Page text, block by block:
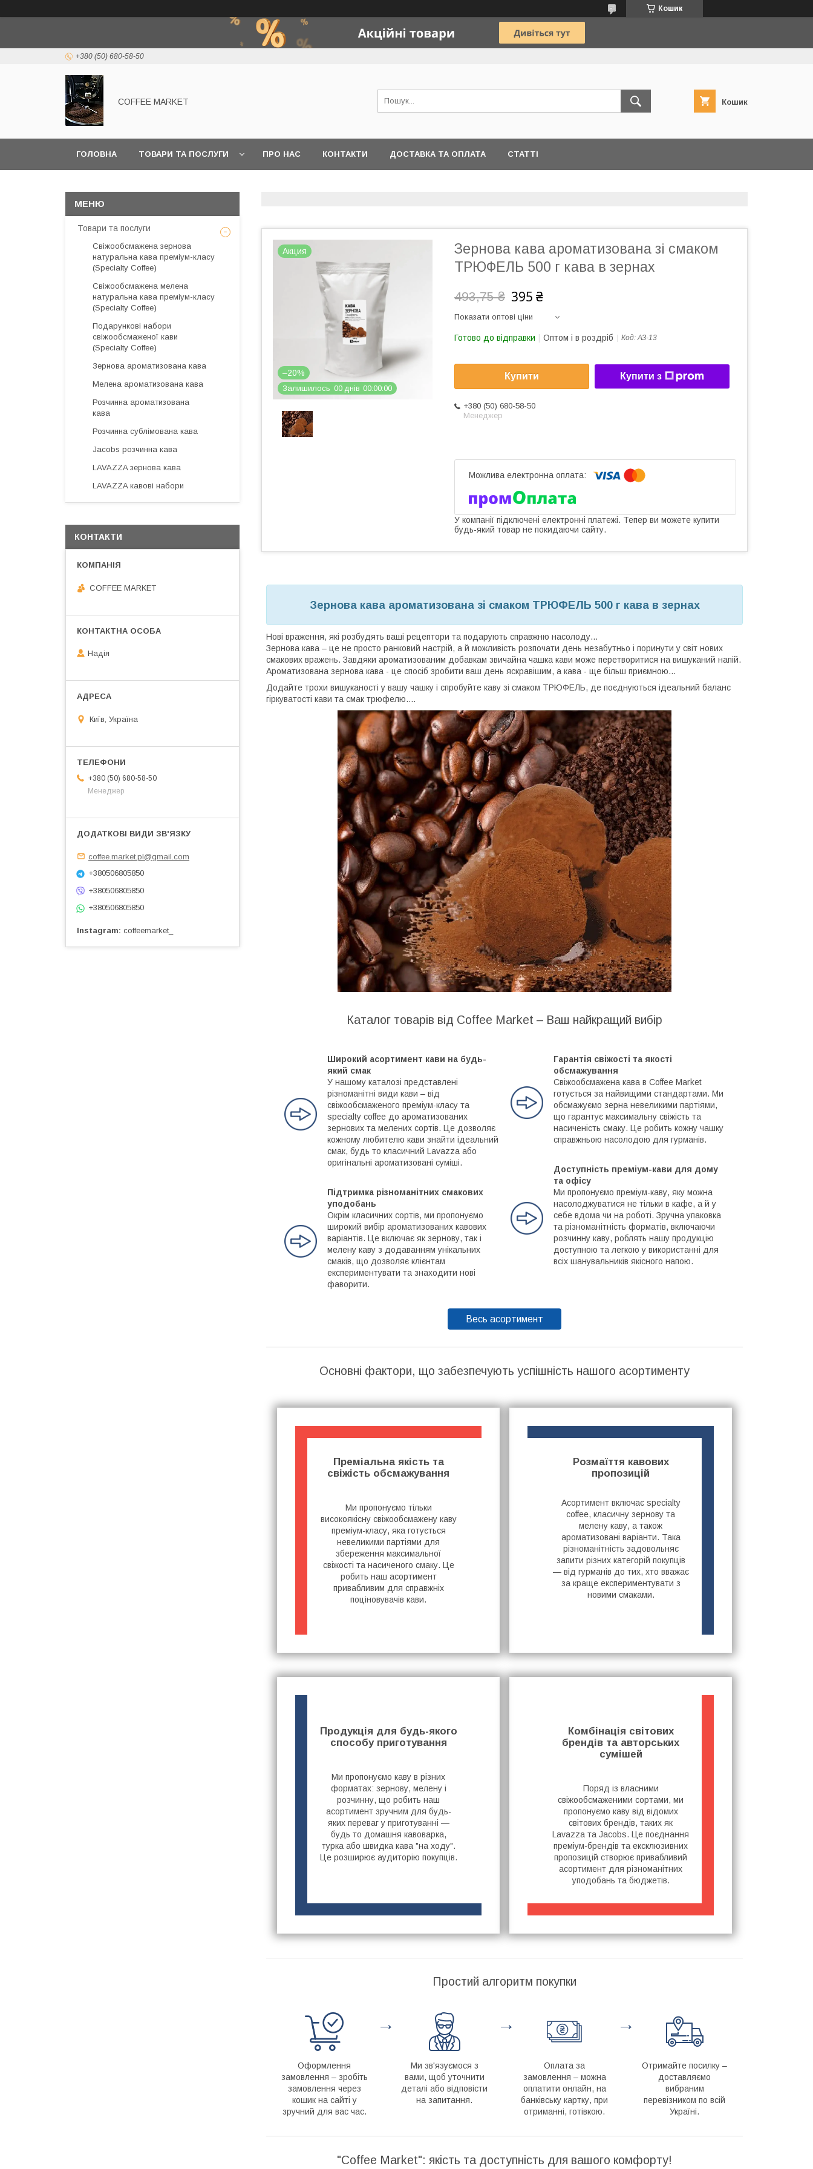
Кошик
+380 (50) 680-58-50
COFFEE MARKET Кошик
ГОЛОВНА ТОВАРИ ТА ПОСЛУГИ ПРО НАС КОНТАКТИ ДОСТАВКА ТА ОПЛАТА СТАТТІ
Акция
–20%
Залишилось 00 днів 00 00 00
Зернова кава ароматизована зі смаком
ТРЮФЕЛЬ 500 г кава в зернах
493,75 ₴ 395 ₴
Показати оптові ціни
Готово до відправки Оптом і в роздріб Код:АЗ-13
Купити Купити з
+380 (50) 680-58-50
Менеджер
У компанії підключені електронні платежі. Тепер ви можете купити
будь-який товар не покидаючи сайту.
Зернова кава ароматизована зі смаком ТРЮФЕЛЬ 500 г кава в зернах
Нові враження, які розбудять ваші рецептори та подарують справжню насолоду...
Зернова кава – це не просто ранковий настрій, а й можливість розпочати день незабутньо і поринути у світ нових
смакових вражень. Завдяки ароматизованим добавкам звичайна чашка кави може перетворитися на вишуканий напій.
Ароматизована зернова кава - це спосіб зробити ваш день яскравішим, а кава - ще більш приємною...
Додайте трохи вишуканості у вашу чашку і спробуйте каву зі смаком ТРЮФЕЛЬ, де поєднуються ідеальний баланс
гіркуватості кави та смак трюфелю....
Каталог товарів від Coffee Market – Ваш найкращий вибір
Широкий асортимент кави на будь-
який смак
У нашому каталозі представлені
різноманітні види кави – від
свіжообсмаженого преміум-класу та
specialty coffee до ароматизованих
зернових та мелених сортів. Це дозволяє
кожному любителю кави знайти ідеальний
смак, будь то класичний Lavazza або
оригінальні ароматизовані суміші.
Підтримка різноманітних смакових
уподобань
Окрім класичних сортів, ми пропонуємо
широкий вибір ароматизованих кавових
варіантів. Це включає як зернову, так і
мелену каву з додаванням унікальних
смаків, що дозволяє клієнтам
експериментувати та знаходити нові
фаворити.
Гарантія свіжості та якості
обсмажування
Свіжообсмажена кава в Coffee Market
готується за найвищими стандартами. Ми
обсмажуємо зерна невеликими партіями,
що гарантує максимальну свіжість та
насиченість смаку. Це робить кожну чашку
справжньою насолодою для гурманів.
Доступність преміум-кави для дому
та офісу
Ми пропонуємо преміум-каву, яку можна
насолоджуватися не тільки в кафе, а й у
себе вдома чи на роботі. Зручна упаковка
та різноманітність форматів, включаючи
розчинну каву, роблять нашу продукцію
доступною та легкою у використанні для
всіх шанувальників якісного напою.
Весь асортимент
Основні фактори, що забезпечують успішність нашого асортименту
Преміальна якість та
свіжість обсмажування
Ми пропонуємо тільки
високоякісну свіжообсмажену каву
преміум-класу, яка готується
невеликими партіями для
збереження максимальної
свіжості та насиченого смаку. Це
робить наш асортимент
привабливим для справжніх
поціновувачів кави.
Розмаїття кавових
пропозицій
Асортимент включає specialty
coffee, класичну зернову та
мелену каву, а також
ароматизовані варіанти. Така
різноманітність задовольняє
запити різних категорій покупців
— від гурманів до тих, хто вважає
за краще експериментувати з
новими смаками.
Продукція для будь-якого
способу приготування
Ми пропонуємо каву в різних
форматах: зернову, мелену і
розчинну, що робить наш
асортимент зручним для будь-
яких переваг у приготуванні —
будь то домашня кавоварка,
турка або швидка кава "на ходу".
Це розширює аудиторію покупців.
Комбінація світових
брендів та авторських
сумішей
Поряд із власними
свіжообсмаженими сортами, ми
пропонуємо каву від відомих
світових брендів, таких як
Lavazza та Jacobs. Це поєднання
преміум-брендів та ексклюзивних
пропозицій створює привабливий
асортимент для різноманітних
уподобань та бюджетів.
Простий алгоритм покупки
Оформлення
замовлення – зробіть
замовлення через
кошик на сайті у
зручний для вас час.
→
Ми зв'язуємося з
вами, щоб уточнити
деталі або відповісти
на запитання.
→
Оплата за
замовлення – можна
оплатити онлайн, на
банківську картку, при
отриманні, готівкою.
→
Отримайте посилку –
доставляємо
вибраним
перевізником по всій
Україні.
"Coffee Market": якість та доступність для вашого комфорту!
Товари та послуги
Свіжообсмажена зернова
натуральна кава преміум-класу
(Specialty Coffee)
Свіжообсмажена мелена
натуральна кава преміум-класу
(Specialty Coffee)
Подарункові набори
свіжообсмаженої кави
(Specialty Coffee)
Зернова ароматизована кава
Мелена ароматизована кава
Розчинна ароматизована
кава
Розчинна сублімована кава
Jacobs розчинна кава
LAVAZZA зернова кава
LAVAZZA кавові набори
КОНТАКТИ
COFFEE MARKET
Надія
Київ, Україна
+380 (50) 680-58-50
Менеджер
coffee.market.pl@gmail.com
+380506805850
+380506805850
+380506805850
Instagram coffeemarket_